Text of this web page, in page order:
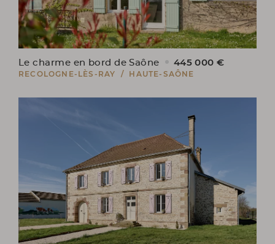
Le charme en bord de Saône 445 000 €
RECOLOGNE-LÈS-RAY / HAUTE-SAÔNE